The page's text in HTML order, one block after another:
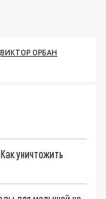
ВИКТОР ОРБАН
уничтожить